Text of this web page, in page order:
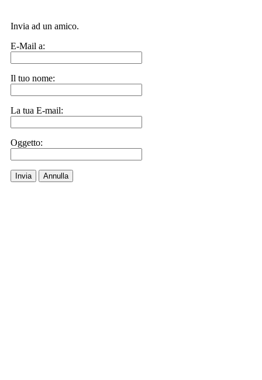
Invia ad un amico.
E-Mail a:
Il tuo nome:
La tua E-mail:
Oggetto:
Invia Annulla